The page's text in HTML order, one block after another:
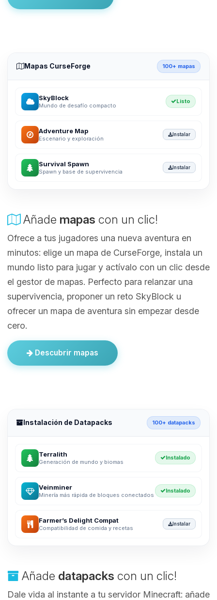
Mapas CurseForge 100+ mapas
SkyBlock
Mundo de desafío compacto
Listo
Adventure Map
Escenario y exploración
Instalar
Survival Spawn
Spawn y base de supervivencia
Instalar
Añade mapas con un clic!
Ofrece a tus jugadores una nueva aventura en
minutos: elige un mapa de CurseForge, instala un
mundo listo para jugar y actívalo con un clic desde
el gestor de mapas. Perfecto para relanzar una
supervivencia, proponer un reto SkyBlock u
ofrecer un mapa de aventura sin empezar desde
cero.
Descubrir mapas
Instalación de Datapacks 100+ datapacks
Terralith
Generación de mundo y biomas
Instalado
Veinminer
Minería más rápida de bloques conectados
Instalado
Farmer’s Delight Compat
Compatibilidad de comida y recetas
Instalar
Añade datapacks con un clic!
Dale vida al instante a tu servidor Minecraft: añade